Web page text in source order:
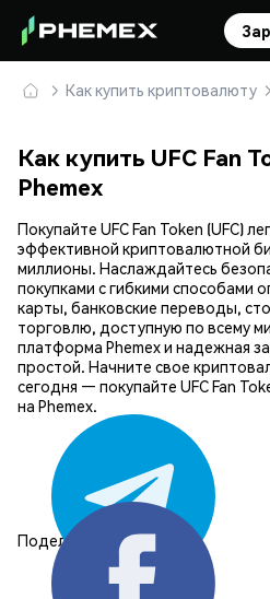
Как купить криптовалюту
Как купить UFC Fan
Phemex
Покупайте UFC Fan Token (UFC)
эффективной криптовалютной
миллионы. Наслаждайтесь
покупками с гибкими способами
карты, банковские переводы,
торговлю, доступную по всему
платформа Phemex и надежная
простой. Начните свое
сегодня — покупайте UFC Fan
на Phemex.
Поделиться: